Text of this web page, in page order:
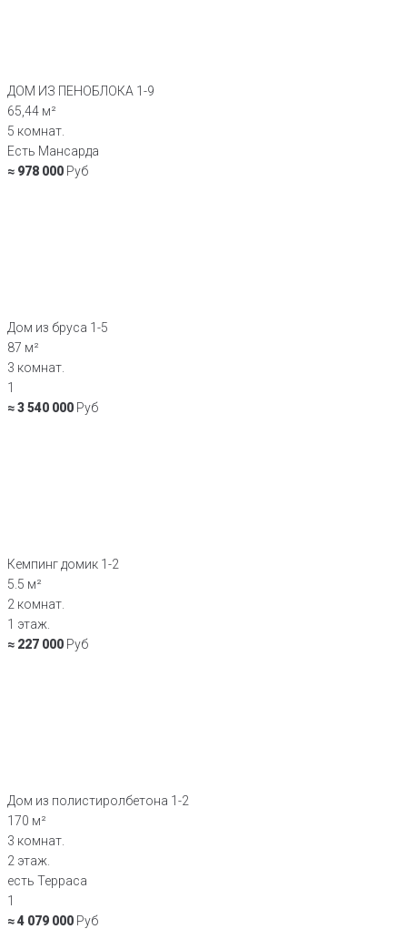
ДОМ ИЗ ПЕНОБЛОКА 1-9
65,44 м²
5 комнат.
Есть Мансарда
≈ 978 000 Руб
Дом из бруса 1-5
87 м²
3 комнат.
1
≈ 3 540 000 Руб
Кемпинг домик 1-2
5.5 м²
2 комнат.
1 этаж.
≈ 227 000 Руб
Дом из полистиролбетона 1-2
170 м²
3 комнат.
2 этаж.
есть Терраса
1
≈ 4 079 000 Руб